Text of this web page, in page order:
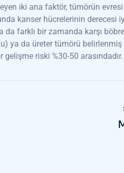
iki ana faktör, tümörün
kanser hücrelerinin derecesi
da farklı bir zamanda karşı
ya da üreter tümörü
riski %30-50 arasındadır.